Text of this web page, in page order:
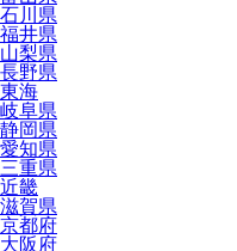
石川県
福井県
山梨県
長野県
東海
岐阜県
静岡県
愛知県
三重県
近畿
滋賀県
京都府
大阪府